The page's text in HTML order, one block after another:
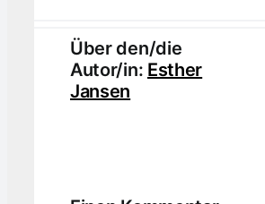
Über den/die
Autor/in: Esther
Jansen